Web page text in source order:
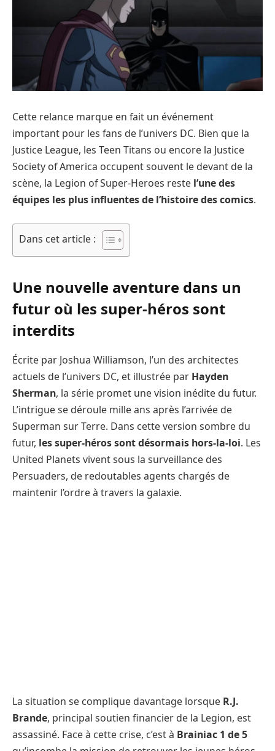
Cette relance marque en fait un événement
important pour les fans de l’univers DC. Bien que la
Justice League, les Teen Titans ou encore la Justice
Society of America occupent souvent le devant de la
scène, la Legion of Super-Heroes reste l’une des
équipes les plus influentes de l’histoire des comics.
Dans cet article :
Une nouvelle aventure dans un
futur où les super-héros sont
interdits
Écrite par Joshua Williamson, l’un des architectes
actuels de l’univers DC, et illustrée par Hayden
Sherman, la série promet une vision inédite du futur.
L’intrigue se déroule mille ans après l’arrivée de
Superman sur Terre. Dans cette version sombre du
futur, les super-héros sont désormais hors-la-loi. Les
United Planets vivent sous la surveillance des
Persuaders, de redoutables agents chargés de
maintenir l’ordre à travers la galaxie.
La situation se complique davantage lorsque R.J.
Brande, principal soutien financier de la Legion, est
assassiné. Face à cette crise, c’est à Brainiac 1 de 5